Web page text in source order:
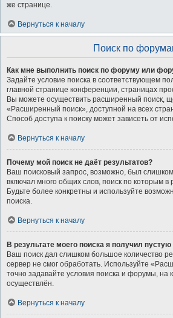
же странице.
Вернуться к началу
Поиск по
Как мне выполнить поиск по форуму или
Задайте условие поиска в соответствующем
главной странице конференции, страницах
Вы можете осуществить расширенный поиск,
«Расширенный поиск», доступной на всех
Способ доступа к поиску может зависеть от
Вернуться к началу
Почему мой поиск не даёт результатов?
Ваш поисковый запрос, возможно, был
включал много общих слов, поиск по которым в
Будьте более конкретны и используйте
поиска.
Вернуться к началу
В результате моего поиска я получил пустую
Ваш поиск дал слишком большое количество
сервер не смог обработать. Используйте
точно задавайте условия поиска и форумы, на
осуществлён.
Вернуться к началу